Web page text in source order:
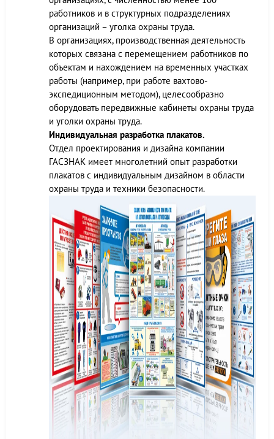
работников и в структурных подразделениях
организаций – уголка охраны труда.
В организациях, производственная деятельность
которых связана с перемещением работников по
объектам и нахождением на временных участках
работы (например, при работе вахтово-
экспедиционным методом), целесообразно
оборудовать передвижные кабинеты охраны труда
и уголки охраны труда.
Индивидуальная разработка плакатов.
Отдел проектирования и дизайна компании
ГАСЗНАК имеет многолетний опыт разработки
плакатов с индивидуальным дизайном в области
охраны труда и техники безопасности.